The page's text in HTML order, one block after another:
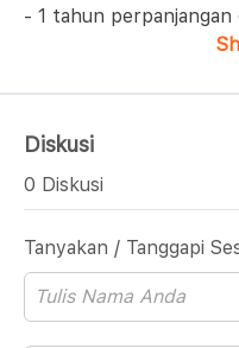
- 1 tahun perpanjangan
Diskusi
0 Diskusi
Tanyakan / Tanggapi